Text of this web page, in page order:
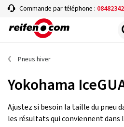
Commande par téléphone :
Pneus hiver
Yokohama
Ajustez si besoin la taille du pneu
les résultats qui conviennent dans